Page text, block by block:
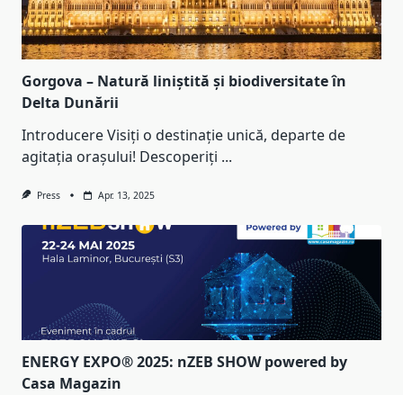
Gorgova – Natură liniștită și biodiversitate în
Delta Dunării
Introducere Visiți o destinație unică, departe de
agitația orașului! Descoperiți ...
Press Apr. 13, 2025
ENERGY EXPO® 2025: nZEB SHOW powered by
Casa Magazin